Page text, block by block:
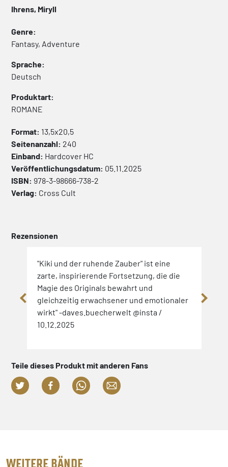
Ihrens, Miryll
Genre:
Fantasy, Adventure
Sprache:
Deutsch
Produktart:
ROMANE
Format: 13,5x20,5
Seitenanzahl: 240
Einband: Hardcover HC
Veröffentlichungsdatum: 05.11.2025
ISBN: 978-3-98666-738-2
Verlag: Cross Cult
Rezensionen
"Kiki und der ruhende Zauber" ist eine
zarte, inspirierende Fortsetzung, die die
Magie des Originals bewahrt und
gleichzeitig erwachsener und emotionaler
wirkt" -daves.buecherwelt @insta /
10.12.2025
Teile dieses Produkt mit anderen Fans
WEITERE BÄNDE